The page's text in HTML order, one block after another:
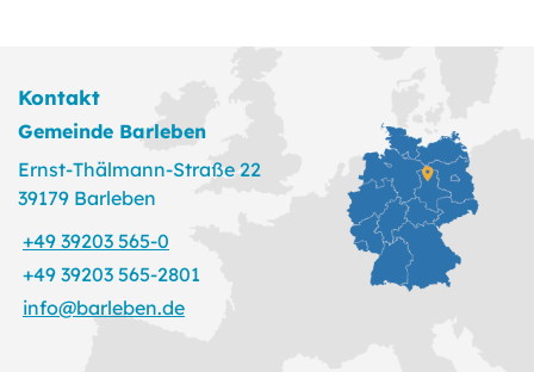
Kontakt
Gemeinde Barleben
Ernst-Thälmann-Straße 22
39179 Barleben
+49 39203 565-0
+49 39203 565-2801
info@barleben.de